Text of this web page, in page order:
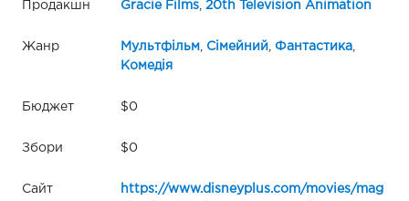
Продакшн Gracie Films, 20th Television Animation
Жанр Мультфільм, Сімейний Фантастика,
Комедія
Бюджет $0
Збори $0
Сайт
https://www.disneyplus.com/movies/mag